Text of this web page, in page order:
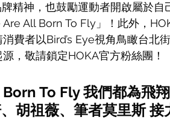
精神，也鼓勵運動者開啟屬於
All Born To Fly」！此外，
費者以Bird’s Eye視角鳥瞰台北
，敬請鎖定HOKA官方粉絲團！
To Fly 我們都為飛
胡祖薇、筆者莫里斯 接